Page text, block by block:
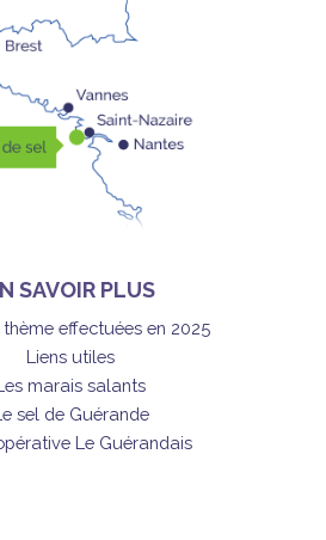
SAVOIR PLUS
effectuées en 2025
Liens utiles
marais salants
sel de Guérande
Le Guérandais